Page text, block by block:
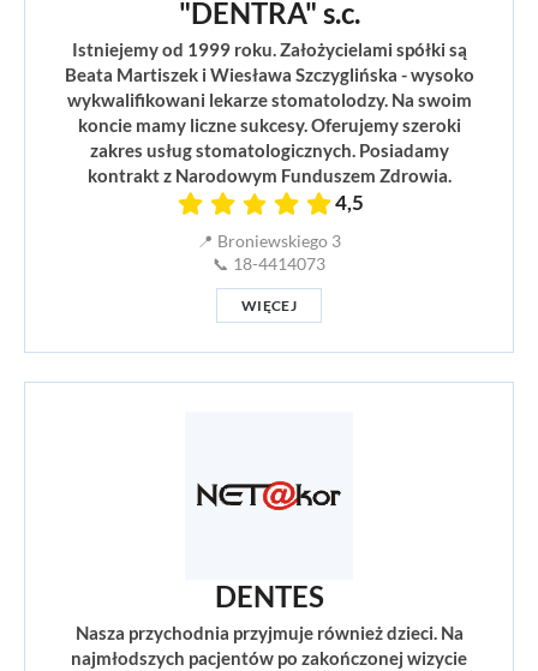
"DENTRA" s.c.
Istniejemy od 1999 roku. Założycielami spółki są
Beata Martiszek i Wiesława Szczyglińska - wysoko
wykwalifikowani lekarze stomatolodzy. Na swoim
koncie mamy liczne sukcesy. Oferujemy szeroki
zakres usług stomatologicznych. Posiadamy
kontrakt z Narodowym Funduszem Zdrowia.
4,5
📍 Broniewskiego 3
📞 18-4414073
WIĘCEJ
DENTES
Nasza przychodnia przyjmuje również dzieci. Na
najmłodszych pacjentów po zakończonej wizycie